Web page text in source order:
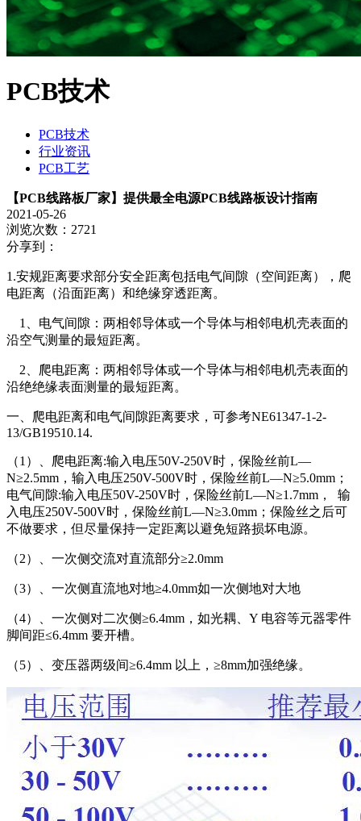
PCB技术
PCB技术
行业资讯
PCB工艺
【PCB线路板厂家】提供最全电源PCB线路板设计指南
2021-05-26
浏览次数：2721
分享到：
1.安规距离要求部分安全距离包括电气间隙（空间距离），爬
电距离（沿面距离）和绝缘穿透距离。
1、电气间隙：两相邻导体或一个导体与相邻电机壳表面的
沿空气测量的最短距离。
2、爬电距离：两相邻导体或一个导体与相邻电机壳表面的
沿绝绝缘表面测量的最短距离。
一、爬电距离和电气间隙距离要求，可参考NE61347-1-2-
13/GB19510.14.
（1）、爬电距离:输入电压50V-250V时，保险丝前L—
N≥2.5mm，输入电压250V-500V时，保险丝前L—N≥5.0mm；
电气间隙:输入电压50V-250V时，保险丝前L—N≥1.7mm， 输
入电压250V-500V时，保险丝前L—N≥3.0mm；保险丝之后可
不做要求，但尽量保持一定距离以避免短路损坏电源。
（2）、一次侧交流对直流部分≥2.0mm
（3）、一次侧直流地对地≥4.0mm如一次侧地对大地
（4）、一次侧对二次侧≥6.4mm，如光耦、Y 电容等元器零件
脚间距≤6.4mm 要开槽。
（5）、变压器两级间≥6.4mm 以上，≥8mm加强绝缘。